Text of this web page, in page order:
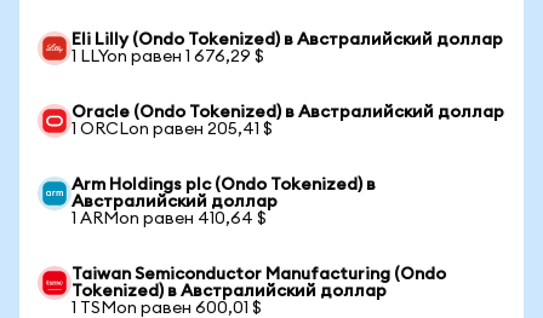
Eli Lilly (Ondo Tokenized) в Австралийский доллар
1 LLYon равен 1 676,29 $
Oracle (Ondo Tokenized) в Австралийский доллар
1 ORCLon равен 205,41 $
Arm Holdings plc (Ondo Tokenized) в
Австралийский доллар
1 ARMon равен 410,64 $
Taiwan Semiconductor Manufacturing (Ondo
Tokenized) в Австралийский доллар
1 TSMon равен 600,01 $